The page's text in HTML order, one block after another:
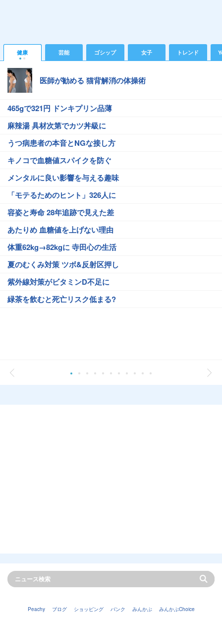
健康 芸能 ゴシップ 女子 トレンド
医師が勧める 猫背解消の体操術
465gで321円 ドンキプリン品薄
麻辣湯 具材次第でカツ丼級に
うつ病患者の本音とNGな接し方
キノコで血糖値スパイクを防ぐ
メンタルに良い影響を与える趣味
「モテるためのヒント」326人に
容姿と寿命 28年追跡で見えた差
あたりめ 血糖値を上げない理由
体重62kg→82kgに 寺田心の生活
夏のむくみ対策 ツボ&反射区押し
紫外線対策がビタミンD不足に
緑茶を飲むと死亡リスク低まる?
Peachy ブログ ショッピング バンク みんかぶ みんかぶChoice